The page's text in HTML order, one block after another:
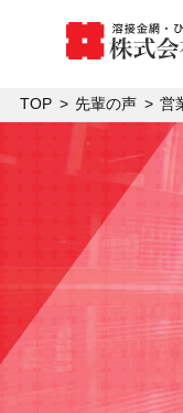
TOP 先輩の声 営